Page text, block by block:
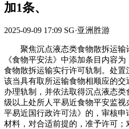
加1条、
2025-09-09 17:09 SG·亚洲胜游
聚焦沉点液态类食物散拆运输
《食物平安法》中添加条目内容
食物散拆运输实行许可轨制。处置
该当具有取所运输食物相顺应的
办理轨制，并依法取得沉点液态
级以上处所人平易近食物平安监
平易近国行政许可法》的，审核
材料，对合适前提的，准予许可